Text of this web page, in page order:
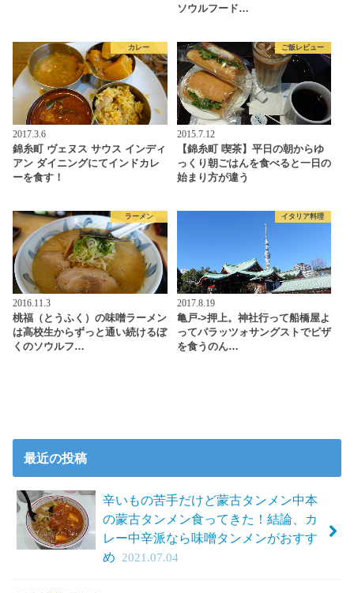
ソウルフード…
カレー
2017.3.6
錦糸町 ヴェヌス サウス インディ
アン ダイニングにてインドカレ
ーを食す！
ご飯レビュー
2015.7.12
【錦糸町 喫茶】平日の朝からゆ
っくり朝ごはんを食べると一日の
始まり方が違う
ラーメン
2016.11.3
桃福（とうふく）の味噌ラーメン
は高校生からずっと通い続けるぼ
くのソウルフ…
イタリア料理
2017.8.19
亀戸->押上。神社行って船橋屋よ
ってパラッツォサングストでピザ
を食うのん…
最近の投稿
辛いもの苦手だけど蒙古タンメン中本
の蒙古タンメン食ってきた！結論、カ
レー中辛派なら味噌タンメンがおすす
め
2021.07.04